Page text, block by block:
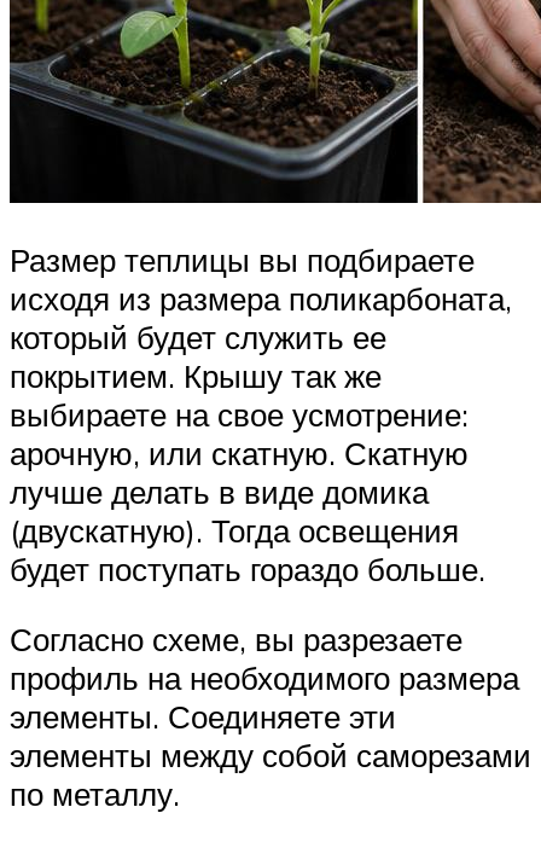
Размер теплицы вы подбираете
исходя из размера поликарбоната,
который будет служить ее
покрытием. Крышу так же
выбираете на свое усмотрение:
арочную, или скатную. Скатную
лучше делать в виде домика
(двускатную). Тогда освещения
будет поступать гораздо больше.
Согласно схеме, вы разрезаете
профиль на необходимого размера
элементы. Соединяете эти
элементы между собой саморезами
по металлу.